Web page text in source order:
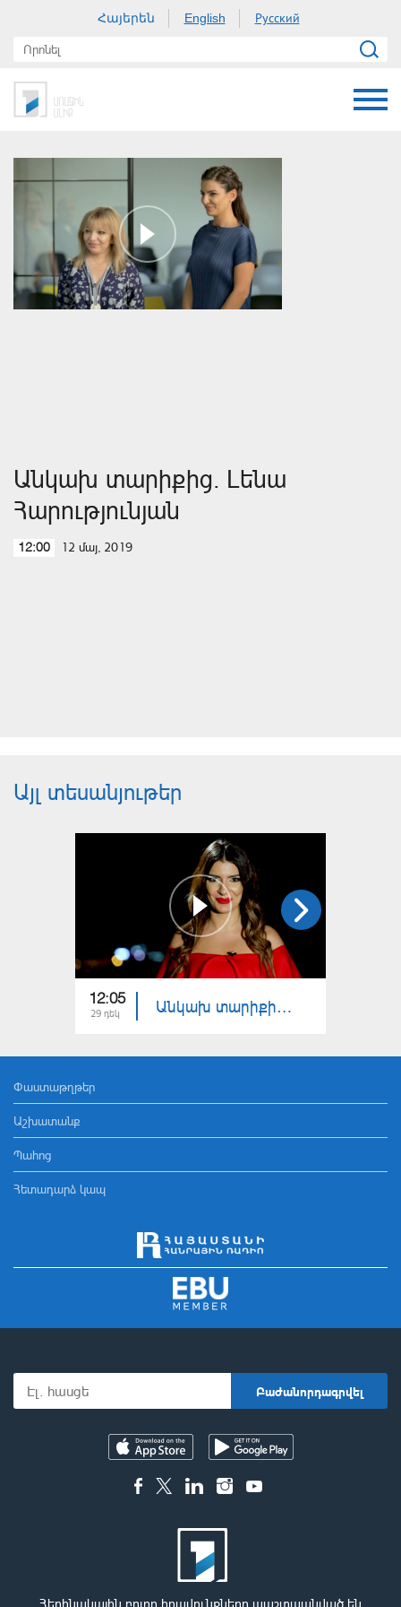
Հայերեն English Русский
Անկախ տարիքից. Լենա
Հարությունյան
12:00 12 մայ, 2019
Այլ տեսանյութեր
12:05
29 դեկ Անկախ տարիքից. Ամփոփիչ թողարկում
Փաստաթղթեր
Աշխատանք
Պահոց
Հետադարձ կապ
Հեղինակային բոլոր իրավունքները պաշտպանված են